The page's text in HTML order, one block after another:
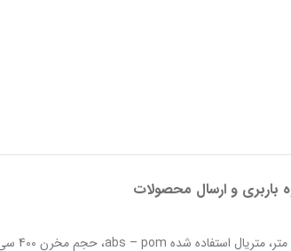
باربری و ارسال محصولات